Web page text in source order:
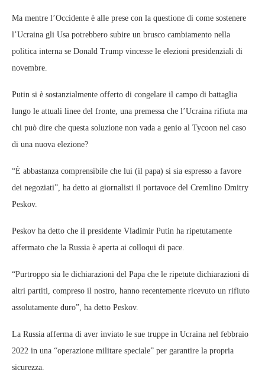
Ma mentre l’Occidente è alle prese con la questione di come sostenere
l’Ucraina gli Usa potrebbero subire un brusco cambiamento nella
politica interna se Donald Trump vincesse le elezioni presidenziali di
novembre.
Putin si è sostanzialmente offerto di congelare il campo di battaglia
lungo le attuali linee del fronte, una premessa che l’Ucraina rifiuta ma
chi può dire che questa soluzione non vada a genio al Tycoon nel caso
di una nuova elezione?
“È abbastanza comprensibile che lui (il papa) si sia espresso a favore
dei negoziati”, ha detto ai giornalisti il ​​portavoce del Cremlino Dmitry
Peskov.
Peskov ha detto che il presidente Vladimir Putin ha ripetutamente
affermato che la Russia è aperta ai colloqui di pace.
“Purtroppo sia le dichiarazioni del Papa che le ripetute dichiarazioni di
altri partiti, compreso il nostro, hanno recentemente ricevuto un rifiuto
assolutamente duro”, ha detto Peskov.
La Russia afferma di aver inviato le sue truppe in Ucraina nel febbraio
2022 in una “operazione militare speciale” per garantire la propria
sicurezza.